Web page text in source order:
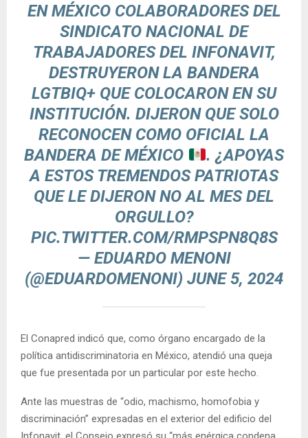
EN MÉXICO COLABORADORES DEL
SINDICATO NACIONAL DE
TRABAJADORES DEL INFONAVIT,
DESTRUYERON LA BANDERA
LGTBIQ+ QUE COLOCARON EN SU
INSTITUCIÓN. DIJERON QUE SOLO
RECONOCEN COMO OFICIAL LA
BANDERA DE MÉXICO
. ¿APOYAS
A ESTOS TREMENDOS PATRIOTAS
QUE LE DIJERON NO AL MES DEL
ORGULLO?
PIC.TWITTER.COM/RMPSPN8Q8S
— EDUARDO MENONI
(@EDUARDOMENONI) JUNE 5, 2024
El Conapred indicó que, como órgano encargado de la
política antidiscriminatoria en México, atendió una queja
que fue presentada por un particular por este hecho.
Ante las muestras de “odio, machismo, homofobia y
discriminación” expresadas en el exterior del edificio del